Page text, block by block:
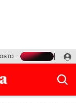
TINKA RESULTADOS